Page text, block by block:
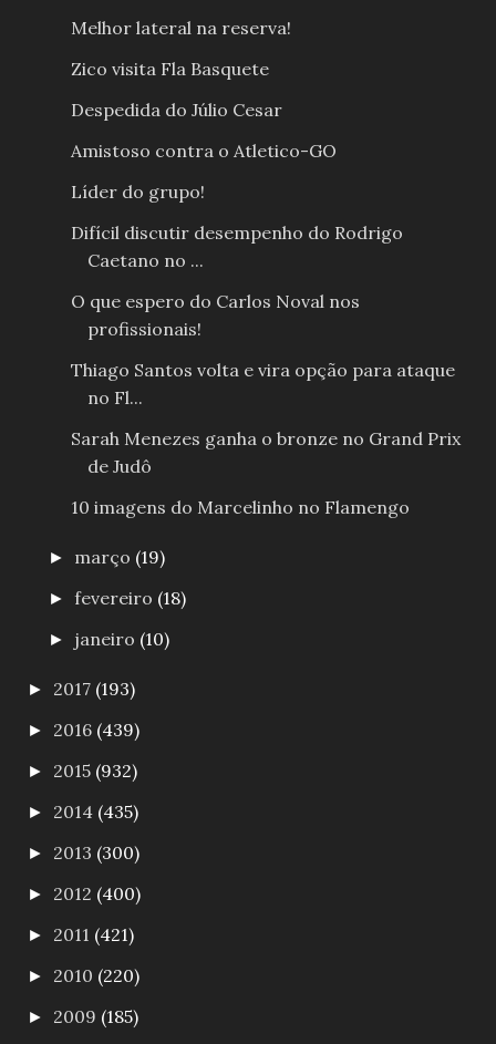
Melhor lateral na reserva!
Zico visita Fla Basquete
Despedida do Júlio Cesar
Amistoso contra o Atletico-GO
Líder do grupo!
Difícil discutir desempenho do Rodrigo
Caetano no ...
O que espero do Carlos Noval nos
profissionais!
Thiago Santos volta e vira opção para ataque
no Fl...
Sarah Menezes ganha o bronze no Grand Prix
de Judô
10 imagens do Marcelinho no Flamengo
► março (19)
►fevereiro (18)
► janeiro (10)
► 2017 (193)
► 2016 (439)
► 2015 (932)
► 2014 (435)
► 2013 (300)
► 2012 (400)
► 2011 (421)
► 2010 (220)
► 2009 (185)